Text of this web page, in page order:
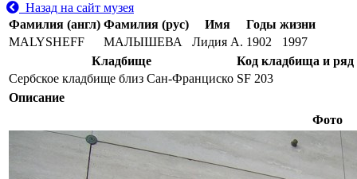
Назад на сайт музея
Фамилия (англ) Фамилия (рус) Имя
Годы жизни
MALYSHEFF
МАЛЫШЕВА Лидия А. 1902
1997
Кладбище
Код кладбища и ряд
Сербское кладбище близ Сан-Франциско SF 203
Описание
Фото